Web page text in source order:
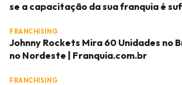
se a capacitação da sua franquia é
FRANCHISING
Johnny Rockets Mira 60 Unidades no
no Nordeste | Franquia.com.br
FRANCHISING